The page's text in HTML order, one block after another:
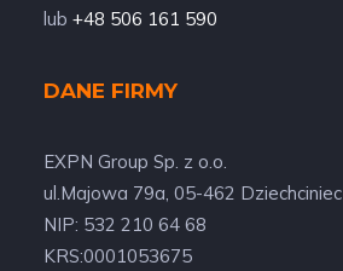
lub +48 506 161 590
DANE FIRMY
EXPN Group Sp. z o.o.
ul.Majowa 79a, 05-462 Dziechciniec
NIP: 532 210 64 68
KRS:0001053675